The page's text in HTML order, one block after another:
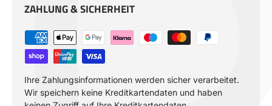
ZAHLUNG & SICHERHEIT
Ihre Zahlungsinformationen werden sicher verarbeitet.
Wir speichern keine Kreditkartendaten und haben